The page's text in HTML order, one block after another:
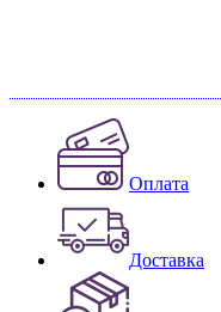
Оплата
Доставка